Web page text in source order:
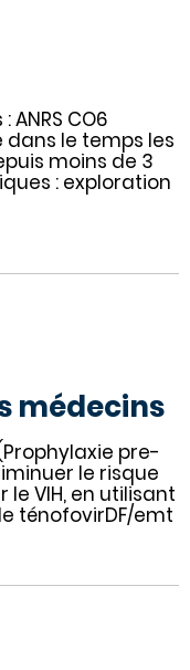
CO6
dans le temps les
moins de 3
: exploration
médecins
pre-
le risque
VIH, en utilisant
ténofovirDF/emt